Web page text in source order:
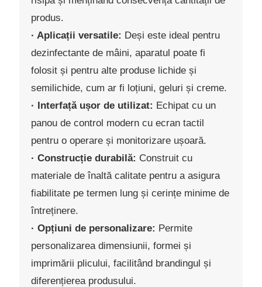
produs.
· Aplicații versatile: Deși este ideal pentru
dezinfectante de mâini, aparatul poate fi
folosit și pentru alte produse lichide și
semilichide, cum ar fi loțiuni, geluri și creme.
· Interfață ușor de utilizat: Echipat cu un
panou de control modern cu ecran tactil
pentru o operare și monitorizare ușoară.
· Construcție durabilă: Construit cu
materiale de înaltă calitate pentru a asigura
fiabilitate pe termen lung și cerințe minime de
întreținere.
· Opțiuni de personalizare: Permite
personalizarea dimensiunii, formei și
imprimării plicului, facilitând brandingul și
diferențierea produsului.